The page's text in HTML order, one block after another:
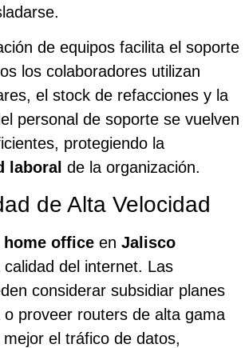
de equipos facilita el soporte
los colaboradores utilizan
el stock de refacciones y la
personal de soporte se vuelven
protegiendo la
laboral de la organización.
de Alta Velocidad
home office en Jalisco
del internet. Las
considerar subsidiar planes
proveer routers de alta gama
el tráfico de datos,